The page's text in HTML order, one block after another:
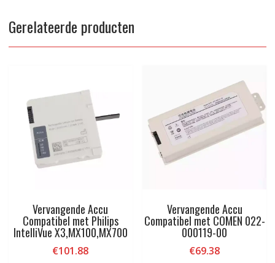
Gerelateerde producten
Vervangende Accu
Compatibel met Philips
IntelliVue X3,MX100,MX700
€101.88
Vervangende Accu
Compatibel met COMEN 022-
000119-00
€69.38